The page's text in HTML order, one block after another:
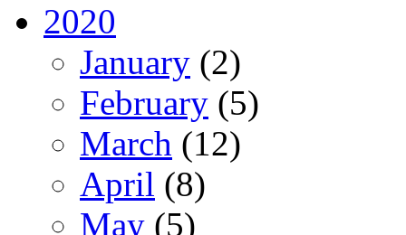
2020
January (2)
February (5)
March (12)
April (8)
May (5)